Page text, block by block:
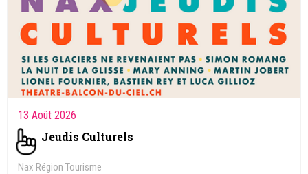
13 Août 2026
Jeudis Culturels
Nax Région Tourisme